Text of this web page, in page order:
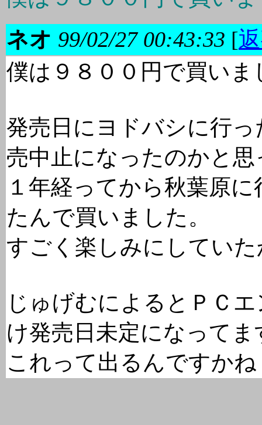
ネオ 99/02/27 00:43:33 [
僕は９８００円で買いま
発売日にヨドバシに行
売中止になったのかと
１年経ってから秋葉原
たんで買いました。
すごく楽しみにしてい
じゅげむによるとＰＣ
け発売日未定になってま
これって出るんですかね